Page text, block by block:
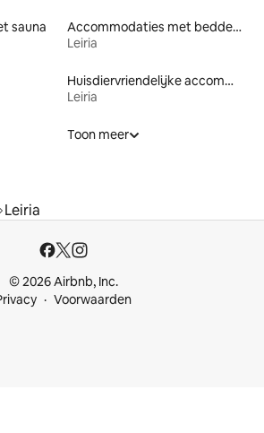
sauna
Accommodaties met bedden op toegankelijke hoogte
Leiria
Huisdiervriendelijke accommodaties
Leiria
Toon meer
Leiria
© 2026 Airbnb, Inc.
Voorwaarden